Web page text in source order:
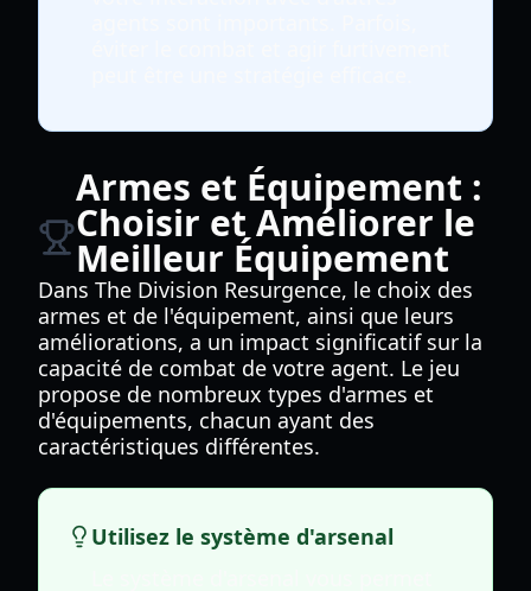
Armes et Équipement :
Choisir et Améliorer le
Meilleur Équipement
Dans The Division Resurgence, le choix des
armes et de l'équipement, ainsi que leurs
améliorations, a un impact significatif sur la
capacité de combat de votre agent. Le jeu
propose de nombreux types d'armes et
d'équipements, chacun ayant des
caractéristiques différentes.
Utilisez le système d'arsenal